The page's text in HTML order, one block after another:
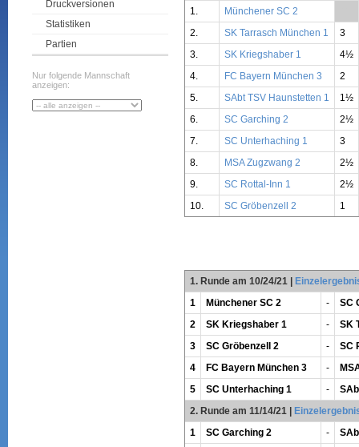
Druckversionen
Statistiken
Partien
Nur folgende Mannschaft
anzeigen:
1.
Münchener SC 2
2.
SK Tarrasch München 1
3
3.
SK Kriegshaber 1
4½
4.
FC Bayern München 3
2
5.
SAbt TSV Haunstetten 1
1½
6.
SC Garching 2
2½
7.
SC Unterhaching 1
3
8.
MSA Zugzwang 2
2½
9.
SC Rottal-Inn 1
2½
10.
SC Gröbenzell 2 1
1. Runde am 10/24/21 |
1
Münchener SC 2 -
SC
2
SK Kriegshaber 1 -
SK
3
SC Gröbenzell 2 -
SC
4
FC Bayern München 3 -
5
SC Unterhaching 1 -
2. Runde am 11/14/21 |
1
SC Garching 2 -